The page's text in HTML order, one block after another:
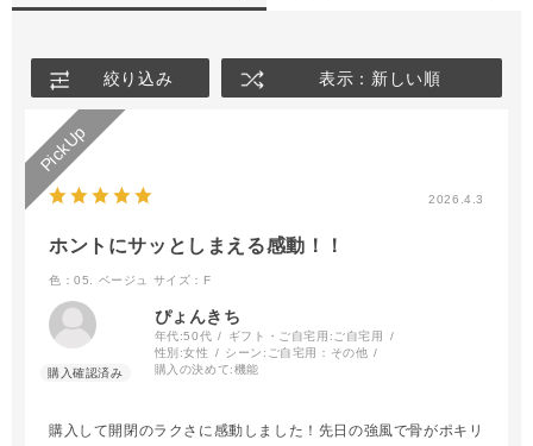
絞り込み 表示：新しい順
2026.4.3
ホントにサッとしまえる感動！！
色：05. ベージュ サイズ：F
ぴょんきち
年代:50代 ギフト・ご自宅用: ご自宅用
性別:女性 シーン: ご自宅用：その他
購入の決めて:機能
購入して開閉のラクさに感動しました！先日の強風で骨がポキリ